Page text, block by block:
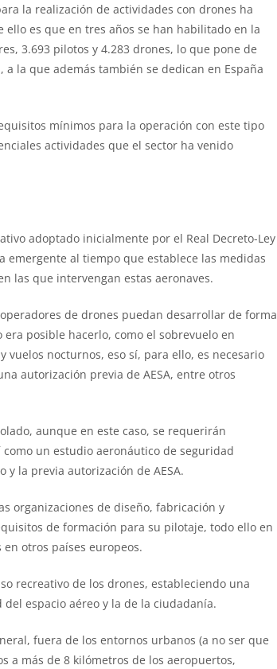
la realización de actividades con drones ha
es que en tres años se han habilitado en la
3.693 pilotos y 4.283 drones, lo que pone de
la que además también se dedican en España
mínimos para la operación con este tipo
actividades que el sector ha venido
adoptado inicialmente por el Real Decreto-Ley
emergente al tiempo que establece las medidas
las que intervengan estas aeronaves.
de drones puedan desarrollar de forma
posible hacerlo, como el sobrevuelo en
nocturnos, eso sí, para ello, es necesario
autorización previa de AESA, entre otros
aunque en este caso, se requerirán
un estudio aeronáutico de seguridad
la previa autorización de AESA.
organizaciones de diseño, fabricación y
de formación para su pilotaje, todo ello en
otros países europeos.
recreativo de los drones, estableciendo una
espacio aéreo y la de la ciudadanía.
fuera de los entornos urbanos (a no ser que
a más de 8 kilómetros de los aeropuertos,